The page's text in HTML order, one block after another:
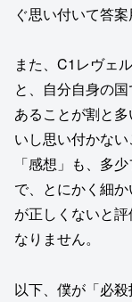
ぐ思い付いて答
また、C1レヴェ
と、自分自身の
あることが割と
いし思い付かな
「感想」も、多
で、とにかく細
が正しくないと
なりません。
以下、僕が「必